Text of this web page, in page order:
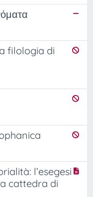
filologia di
l’esegesi
cattedra di